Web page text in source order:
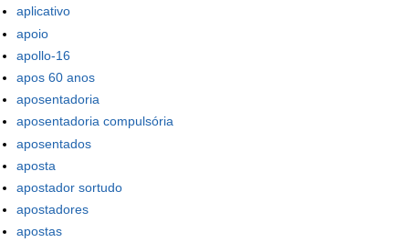
aplicativo
apoio
apollo-16
apos 60 anos
aposentadoria
aposentadoria compulsória
aposentados
aposta
apostador sortudo
apostadores
apostas